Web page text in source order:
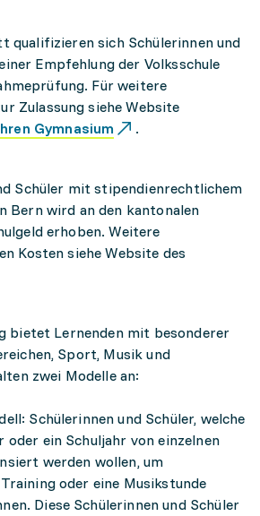
qualifizieren sich Schülerinnen und
Empfehlung der Volksschule
Für weitere
Zulassung siehe Website
Gymnasium
.
Schüler mit stipendienrechtlichem
Bern wird an den kantonalen
erhoben. Weitere
Kosten siehe Website des
bietet Lernenden mit besonderer
Sport, Musik und
zwei Modelle an:
Schülerinnen und Schüler, welche
oder ein Schuljahr von einzelnen
werden wollen, um
oder eine Musikstunde
Diese Schülerinnen und Schüler